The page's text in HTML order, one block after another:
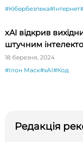
#Кібербезпека#Інтернет
xAI відкрив
штучним
18 березня, 2024
#Ілон Маск#xAI#Код
Редакція